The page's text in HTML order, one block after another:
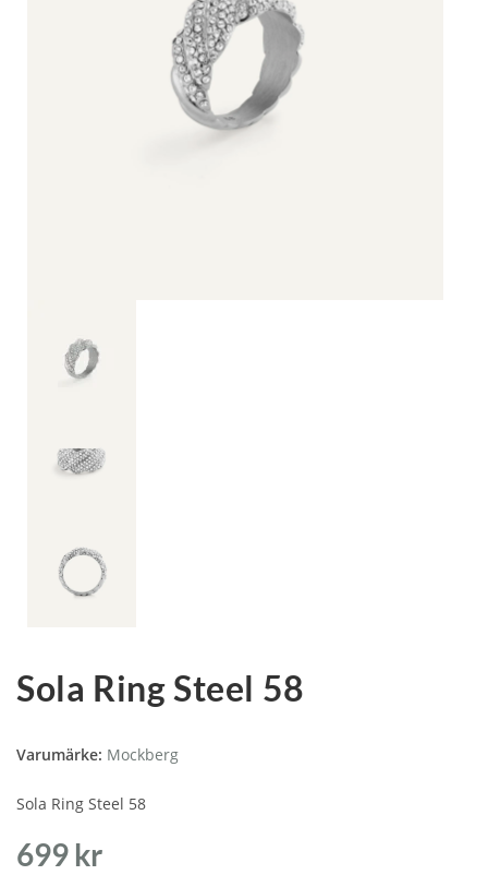
Sola Ring Steel 58
Varumärke: Mockberg
Sola Ring Steel 58
699 kr